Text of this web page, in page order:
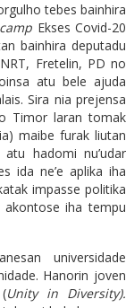
tebes bainhira
camp Ekses Covid-20
bainhira deputadu
Fretelin, PD no
atu bele ajuda
Sira nia prejensa
Timor laran tomak
maibe furak liutan
hadomi nu’udar
ida ne’e aplika iha
impasse politika
akontose iha tempu
universidade
Hanorin joven
Unity in Diversity).